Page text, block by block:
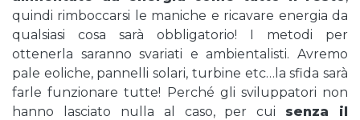
quindi rimboccarsi le maniche e ricavare energia da
qualsiasi cosa sarà obbligatorio! I metodi per
ottenerla saranno svariati e ambientalisti. Avremo
pale eoliche, pannelli solari, turbine etc…la sfida sarà
farle funzionare tutte! Perché gli sviluppatori non
hanno lasciato nulla al caso, per cui senza il